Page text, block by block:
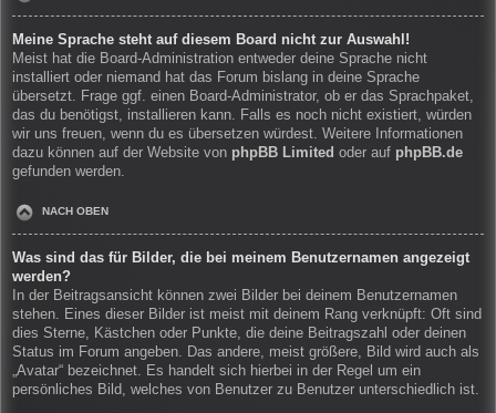
Meine Sprache steht auf diesem Board nicht zur Auswahl!
Meist hat die Board-Administration entweder deine Sprache nicht
installiert oder niemand hat das Forum bislang in deine Sprache
übersetzt. Frage ggf. einen Board-Administrator, ob er das Sprachpaket,
das du benötigst, installieren kann. Falls es noch nicht existiert, würden
wir uns freuen, wenn du es übersetzen würdest. Weitere Informationen
dazu können auf der Website von phpBB Limited oder auf phpBB.de
gefunden werden.
NACH OBEN
Was sind das für Bilder, die bei meinem Benutzernamen angezeigt
werden?
In der Beitragsansicht können zwei Bilder bei deinem Benutzernamen
stehen. Eines dieser Bilder ist meist mit deinem Rang verknüpft: Oft sind
dies Sterne, Kästchen oder Punkte, die deine Beitragszahl oder deinen
Status im Forum angeben. Das andere, meist größere, Bild wird auch als
„Avatar“ bezeichnet. Es handelt sich hierbei in der Regel um ein
persönliches Bild, welches von Benutzer zu Benutzer unterschiedlich ist.